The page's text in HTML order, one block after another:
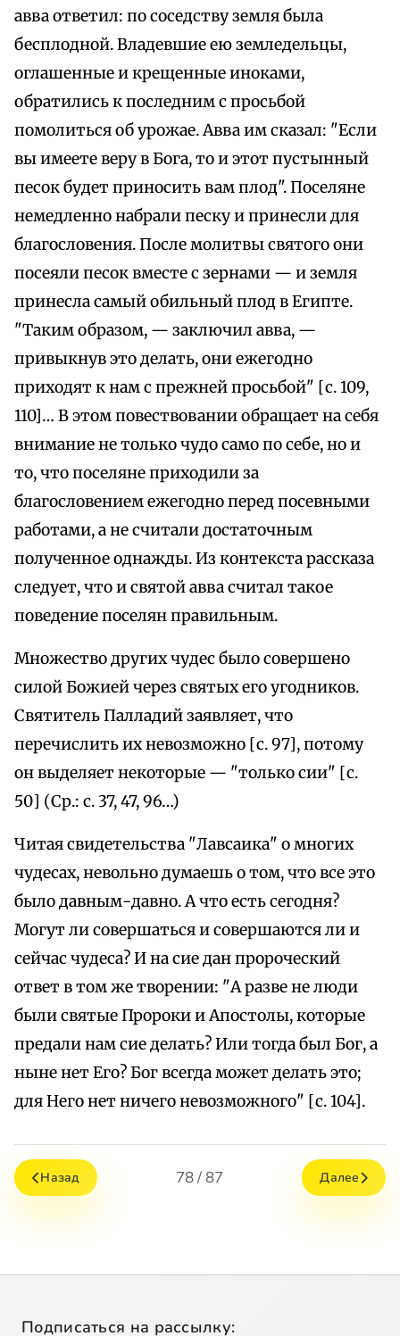
авва ответил: по соседству земля была
бесплодной. Владевшие ею земледельцы,
оглашенные и крещенные иноками,
обратились к последним с просьбой
помолиться об урожае. Авва им сказал: "Если
вы имеете веру в Бога, то и этот пустынный
песок будет приносить вам плод". Поселяне
немедленно набрали песку и принесли для
благословения. После молитвы святого они
посеяли песок вместе с зернами — и земля
принесла самый обильный плод в Египте.
"Таким образом, — заключил авва, —
привыкнув это делать, они ежегодно
приходят к нам с прежней просьбой" [с. 109,
110]… В этом повествовании обращает на себя
внимание не только чудо само по себе, но и
то, что поселяне приходили за
благословением ежегодно перед посевными
работами, а не считали достаточным
полученное однажды. Из контекста рассказа
следует, что и святой авва считал такое
поведение поселян правильным.
Множество других чудес было совершено
силой Божией через святых его угодников.
Святитель Палладий заявляет, что
перечислить их невозможно [с. 97], потому
он выделяет некоторые — "только сии" [c.
50] (Ср.: с. 37, 47, 96…)
Читая свидетельства "Лавсаика" о многих
чудесах, невольно думаешь о том, что все это
было давным-давно. А что есть сегодня?
Могут ли совершаться и совершаются ли и
сейчас чудеса? И на сие дан пророческий
ответ в том же творении: "А разве не люди
были святые Пророки и Апостолы, которые
предали нам сие делать? Или тогда был Бог, а
ныне нет Его? Бог всегда может делать это;
для Него нет ничего невозможного" [с. 104].
Назад 78 / 87 Далее
Подписаться на рассылку: